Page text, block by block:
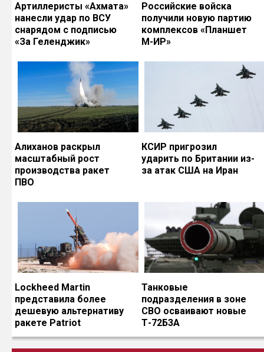
Артиллеристы «Ахмата»
нанесли удар по ВСУ
снарядом с подписью
«За Геленджик»
Российские войска
получили новую партию
комплексов «Планшет
М-ИР»
Алиханов раскрыл
масштабный рост
производства ракет
ПВО
КСИР пригрозил
ударить по Британии из-
за атак США на Иран
Lockheed Martin
представила более
дешевую альтернативу
ракете Patriot
Танковые
подразделения в зоне
СВО осваивают новые
Т-72Б3А